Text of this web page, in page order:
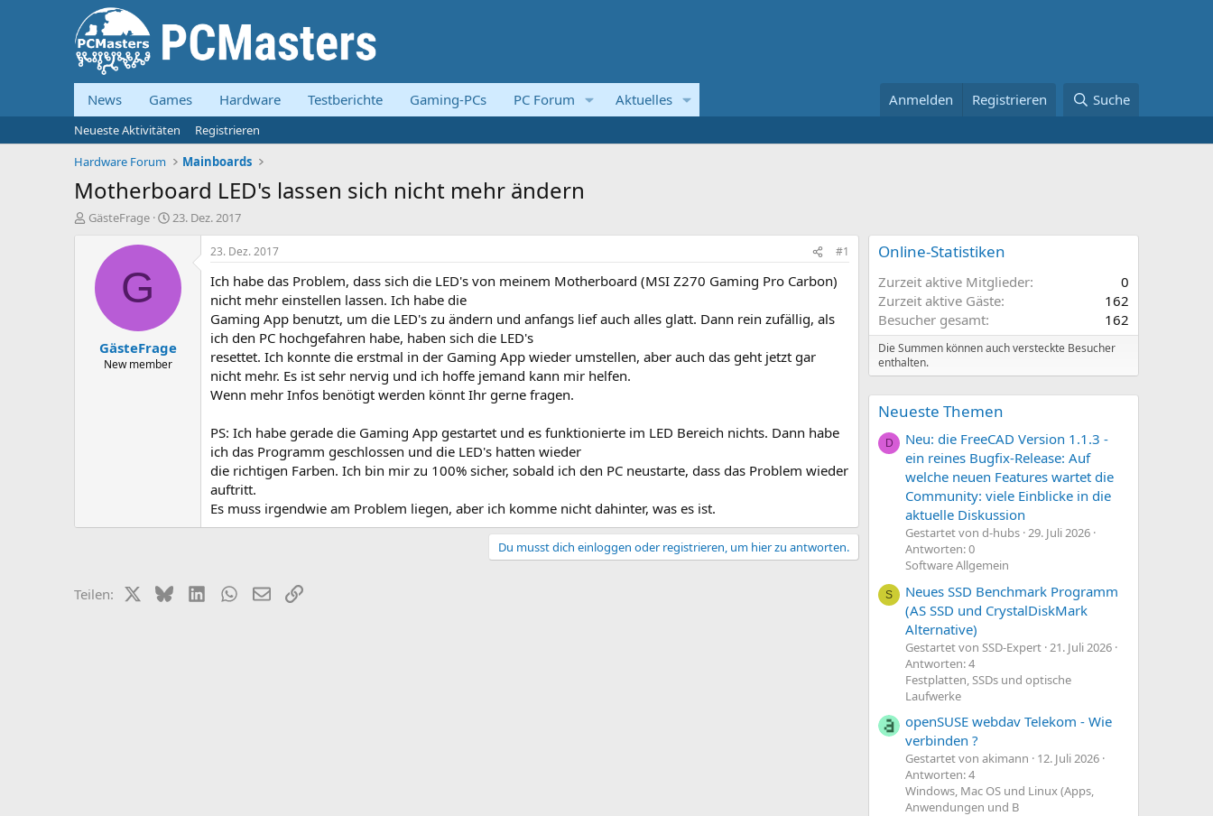
News Games Hardware Testberichte Gaming-PCs PC Forum Aktuelles Anmelden Registrieren Suche
Neueste Aktivitäten
Registrieren
Hardware Forum
Mainboards
Motherboard LED's lassen sich nicht mehr ändern
E
GästeFrage
E
t
l
a
m
23. Dez. 2017
G
GästeFrage
New member
23. Dez. 2017 #1
Ich habe das Problem, dass sich die LED's von meinem Motherboard (MSI Z270 Gaming Pro Carbon)
nicht mehr einstellen lassen. Ich habe die
Gaming App benutzt, um die LED's zu ändern und anfangs lief auch alles glatt. Dann rein zufällig, als
ich den PC hochgefahren habe, haben sich die LED's
resettet. Ich konnte die erstmal in der Gaming App wieder umstellen, aber auch das geht jetzt gar
nicht mehr. Es ist sehr nervig und ich hoffe jemand kann mir helfen.
Wenn mehr Infos benötigt werden könnt Ihr gerne fragen.
PS: Ich habe gerade die Gaming App gestartet und es funktionierte im LED Bereich nichts. Dann habe
ich das Programm geschlossen und die LED's hatten wieder
die richtigen Farben. Ich bin mir zu 100% sicher, sobald ich den PC neustarte, dass das Problem wieder
auftritt.
Es muss irgendwie am Problem liegen, aber ich komme nicht dahinter, was es ist.
Du musst dich einloggen oder registrieren, um hier zu antworten.
Teilen: X (Twitter)
BlueskyLinkedInWhatsApp
E-MailLink
Online-Statistiken
Zurzeit aktive Mitglieder
0
Zurzeit aktive Gäste
162
Besucher gesamt
162
Die Summen können auch versteckte Besucher
enthalten.
Neueste Themen
D
Neu: die FreeCAD Version 1.1.3 -
ein reines Bugfix-Release: Auf
welche neuen Features wartet die
Community: viele Einblicke in die
aktuelle Diskussion
Gestartet von d-hubs 29. Juli 2026
Antworten: 0
Software Allgemein
S
Neues SSD Benchmark Programm
(AS SSD und CrystalDiskMark
Alternative)
Gestartet von SSD-Expert 21. Juli 2026
Antworten: 4
Festplatten, SSDs und optische
Laufwerke
openSUSE webdav Telekom - Wie
verbinden ?
Gestartet von akimann
12. Juli 2026
Antworten: 4
Windows, Mac OS und Linux (Apps,
Anwendungen und B